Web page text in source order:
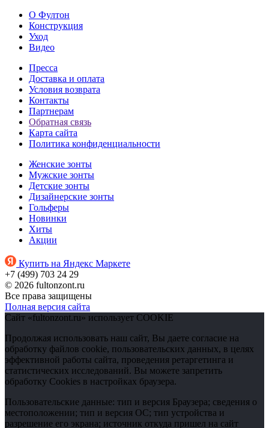
О Фултон
Конструкция
Уход
Видео
Пресса
Доставка и оплата
Условия возврата
Контакты
Партнерам
Обратная связь
Карта сайта
Политика конфиденциальности
Женские зонты
Мужские зонты
Детские зонты
Дизайнерские зонты
Гольферы
Новинки
Хиты
Акции
Купить на Яндекс Маркете
+7 (499) 703 24 29
© 2026 fultonzont.ru
Все права защищены
Полная версия сайта
Сайт «fultonzont.ru» использует COOKIE
Продолжая использовать наш сайт, Вы даете согласие на
обработку файлов cookie, пользовательских данных, в целях
эффективной работы сайта, проведения ретаргетинга и
статистических исследований. Вы можете запретить
обработку Cookies в настройках браузера.
Пользовательские данные: тип и версия Браузера; сведения о
местоположении; тип и версия ОС; тип устройства и
разрешение его экрана; источник откуда пришел на сайт